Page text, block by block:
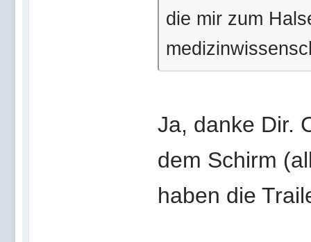
die mir zum
Ja, danke Dir.
dem Schirm
haben die